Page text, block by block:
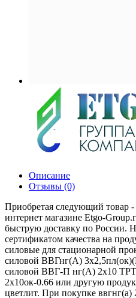
Описание
Отзывы (0)
Приобретая следующий товар -
интернет магазине Etgo-
быструю доставку по России.
сертификатом качества на
силовые для стационарной
силовой ВВГнг(А)
силовой ВВГ-П нг(А) 2х10
2х10ок-0.66 или другую
цветлит. При покупке ввгнг(а)